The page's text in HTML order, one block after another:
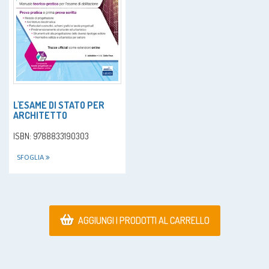
L'ESAME DI STATO PER
ARCHITETTO
ISBN: 9788833190303
SFOGLIA
AGGIUNGI I PRODOTTI AL CARRELLO